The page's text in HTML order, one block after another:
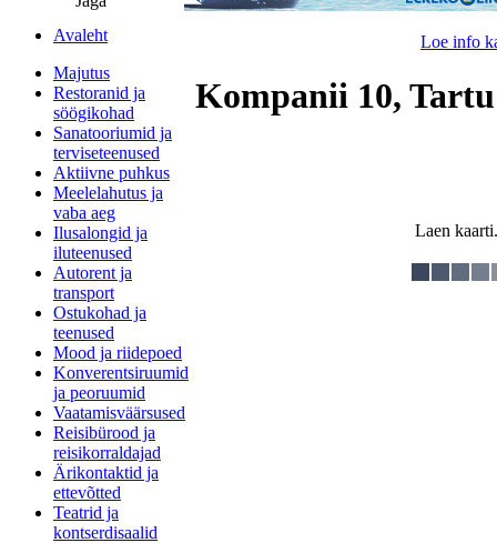
Avaleht
Majutus
Restoranid ja
söögikohad
Sanatooriumid ja
terviseteenused
Aktiivne puhkus
Meelelahutus ja
vaba aeg
Ilusalongid ja
iluteenused
Autorent ja
transport
Ostukohad ja
teenused
Mood ja riidepoed
Konverentsiruumid
ja peoruumid
Vaatamisväärsused
Reisibürood ja
reisikorraldajad
Ärikontaktid ja
ettevõtted
Teatrid ja
kontserdisaalid
Loe info
Kompanii 10,
Laen